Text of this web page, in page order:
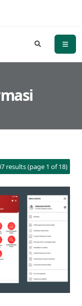
results (page 1 of 18)